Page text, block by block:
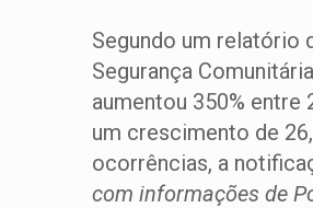
Segundo um relatório
Segurança
aumentou 350%
um crescimento de
ocorrências, a
com informações de